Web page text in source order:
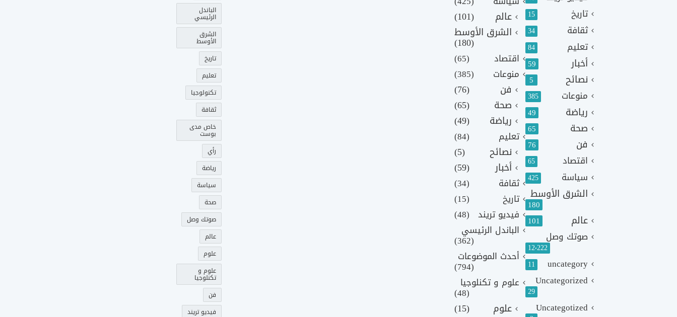
تاريخ 15
ثقافة 34
تعليم 84
أخبار 59
نصائح 5
منوعات 385
رياضة 49
صحة 65
فن 76
اقتصاد 65
سياسة 425
الشرق الأوسط
180
عالم 101
صوتك وصل
12٬222
uncategory
11
Uncategorized
29
Uncategotized
عالم
(101)
الشرق الأوسط
(180)
اقتصاد
(65)
منوعات
(385)
فن
(76)
صحة
(65)
رياضة
(49)
تعليم (84)
نصائح
(5)
أخبار
(59)
ثقافة
(34)
تاريخ
(15)
فيديو تريند (48)
الباندل الرئيسي
(362)
أحدث الموضوعات
(794)
علوم و تكنلوجيا
(48)
علوم
(15)
الباندل
الرئيسي
الشرق
الأوسط
تاريخ
تعليم
تكنولوجيا
ثقافة
خاص مدى
بوست
رأي
رياضة
سياسة
صحة
صوتك وصل
عالم
علوم
علوم و
تكنلوجيا
فن
فيديو تريند